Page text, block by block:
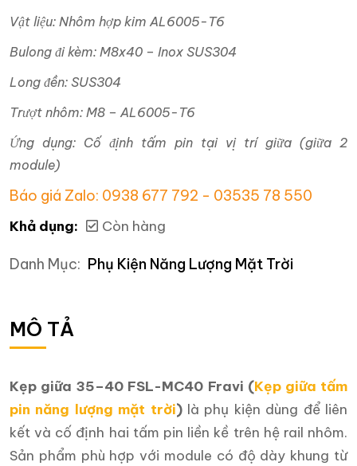
Vật liệu: Nhôm hợp kim AL6005-T6
Bulong đi kèm: M8x40 – Inox SUS304
Long đền: SUS304
Trượt nhôm: M8 – AL6005-T6
Ứng dụng: Cố định tấm pin tại vị trí giữa (giữa 2
module)
Báo giá Zalo: 0938 677 792 - 03535 78 550
Khả dụng: Còn hàng
Danh Mục: Phụ Kiện Năng Lượng Mặt Trời
MÔ TẢ
Kẹp giữa 35–40 FSL-MC40 Fravi (Kẹp giữa tấm
pin năng lượng mặt trời)là phụ kiện dùng để liên
kết và cố định hai tấm pin liền kề trên hệ rail nhôm.
Sản phẩm phù hợp với module có độ dày khung từ